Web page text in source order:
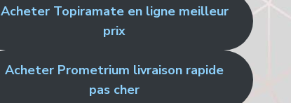
Acheter Topiramate en ligne meilleur
prix
Acheter Prometrium livraison rapide
pas cher